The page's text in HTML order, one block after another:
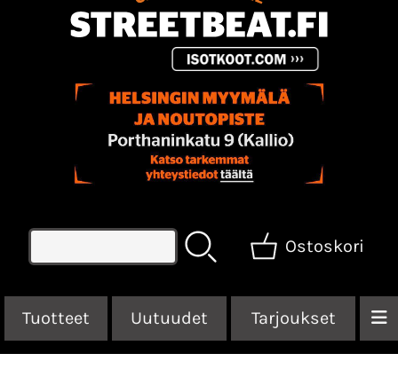
Ostoskori
Tuotteet Uutuudet Tarjoukset